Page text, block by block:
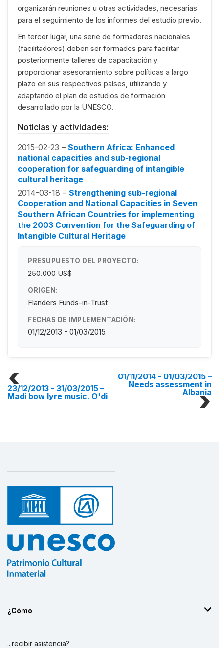
organizarán reuniones u otras actividades, necesarias
para el seguimiento de los informes del estudio previo.
En tercer lugar, una serie de formadores nacionales
(facilitadores) deben ser formados para facilitar
posteriormente talleres de capacitación y
proporcionar asesoramiento sobre políticas a largo
plazo en sus respectivos países, utilizando y
adaptando el plan de estudios de formación
desarrollado por la UNESCO.
Noticias y actividades:
2015-02-23 – Southern Africa: Enhanced
national capacities and sub-regional
cooperation for safeguarding of intangible
cultural heritage
2014-03-18 – Strengthening sub-regional
Cooperation and National Capacities in Seven
Southern African Countries for implementing
the 2003 Convention for the Safeguarding of
Intangible Cultural Heritage
PRESUPUESTO DEL PROYECTO:
250.000 US$
ORIGEN:
Flanders Funds-in-Trust
FECHAS DE IMPLEMENTACIÓN:
01/12/2013 - 01/03/2015
23/12/2013 - 31/03/2015 –
Madi bow lyre music, O'di
01/11/2014 - 01/03/2015 –
Needs assessment in
Albania
¿Cómo
...recibir asistencia?